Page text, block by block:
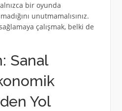
bir oyunda
unutmamalısınız.
çalışmak, belki de
Sanal
Yol